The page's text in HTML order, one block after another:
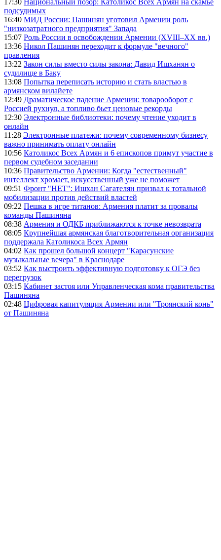
подсудимых
16:40 МИД России: Пашинян уготовил Армении роль
"низкозатратного предприятия" Запада
15:07 Роль России в освобождении Армении (XVIII–XX вв.)
13:36 Никол Пашинян переходит к формуле "вечного"
правления
13:22 Закон силы вместо силы закона: Давид Ишханян о
судилище в Баку
13:08 Попытка переписать историю и стать властью в
армянском вилайете
12:49 Драматическое падение Армении: товарооборот с
Россией рухнул, а топливо бьет ценовые рекорды
12:30 Электронные библиотеки: почему чтение уходит в
онлайн
11:28 Электронные платежи: почему современному бизнесу
важно принимать оплату онлайн
10:56 Католикос Всех Армян и 6 епископов примут участие в
первом судебном заседании
10:36 Правительство Армении: Когда "естественный"
интеллект хромает, искусственный уже не поможет
09:51 Фронт "НЕТ": Ишхан Сагателян призвал к тотальной
мобилизации против действий властей
09:22 Пешка в игре титанов: Армения платит за провалы
команды Пашиняна
08:38 Армения и ОДКБ приближаются к точке невозврата
08:05 Крупнейшая армянская благотворительная организация
поддержала Католикоса Всех Армян
04:02 Как прошел большой концерт "Карасунские
музыкальные вечера" в Краснодаре
03:52 Как выстроить эффективную подготовку к ОГЭ без
перегрузок
03:15 Кабинет застоя или Управленческая кома правительства
Пашиняна
02:48 Цифровая капитуляция Армении или "Троянский конь"
от Пашиняна